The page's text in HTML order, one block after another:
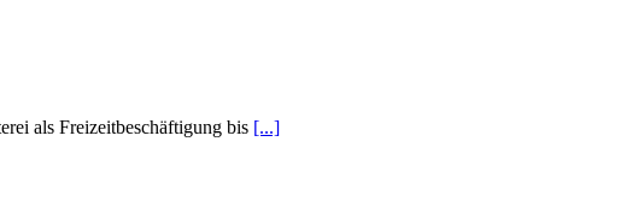
als Freizeitbeschäftigung bis [...]